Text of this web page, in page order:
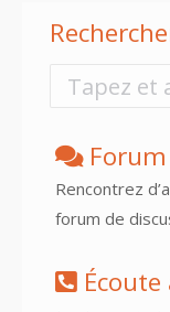
Recherche
Forum
Rencontrez
forum de